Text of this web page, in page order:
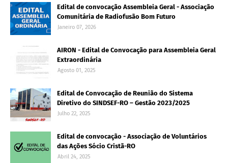
Edital de convocação Assembleia Geral - Associação
Comunitária de Radiofusão Bom Futuro
Janeiro 07, 2026
AIRON - Edital de Convocação para Assembleia Geral
Extraordinária
Agosto 01, 2025
Edital de Convocação de Reunião do Sistema
Diretivo do SINDSEF-RO – Gestão 2023/2025
Julho 22, 2025
Edital de convocação - Associação de Voluntários
das Ações Sócio Cristã-RO
Abril 24, 2025